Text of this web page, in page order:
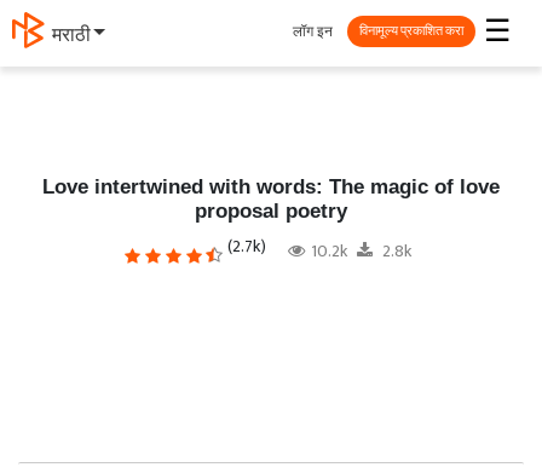
தமிழ் ☰
लॉग इन विनामूल्य प्रकाशित करा
Love intertwined with words: The magic of love
proposal poetry
(2.7k) 10.2k 2.8k